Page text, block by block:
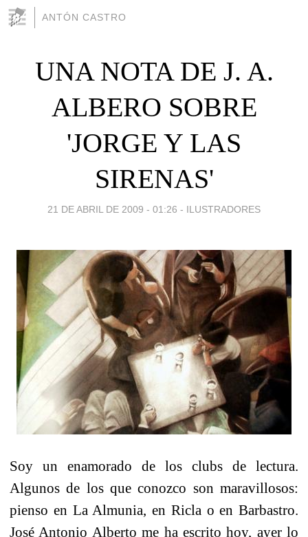
ANTÓN CASTRO
UNA NOTA DE J. A.
ALBERO SOBRE
'JORGE Y LAS
SIRENAS'
21 DE ABRIL DE 2009 - 01:26 - ILUSTRADORES
Soy un enamorado de los clubs de lectura.
Algunos de los que conozco son maravillosos:
pienso en La Almunia, en Ricla o en Barbastro.
José Antonio Alberto me ha escrito hoy, ayer lo